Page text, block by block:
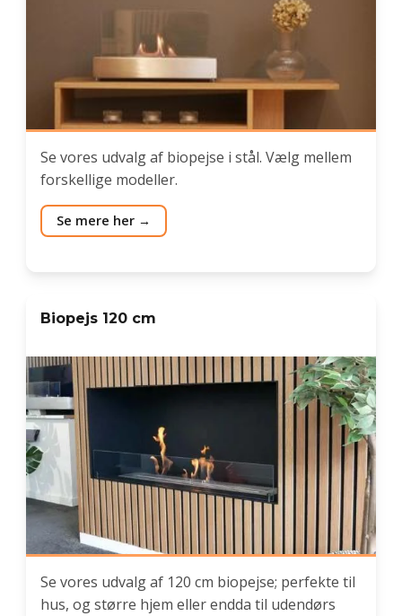
Se vores udvalg af biopejse i stål. Vælg mellem
forskellige modeller.
Se mere her
Biopejs 120 cm
Se vores udvalg af 120 cm biopejse; perfekte til
hus, og større hjem eller endda til udendørs